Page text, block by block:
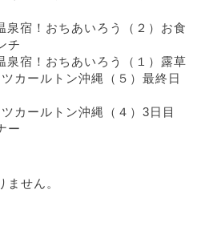
宿！おちあいろう（２）お食
チ
泉宿！おちあいろう（１）露草
カールトン沖縄（５）最終日
カールトン沖縄（４）3日目
ー
せん。